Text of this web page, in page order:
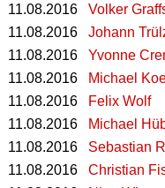
11.08.2016
Volker
11.08.2016
Johann
11.08.2016
Yvonne
11.08.2016
Michael
11.08.2016
Felix Wolf
11.08.2016
Michael
11.08.2016
Sebastian
11.08.2016
Christian